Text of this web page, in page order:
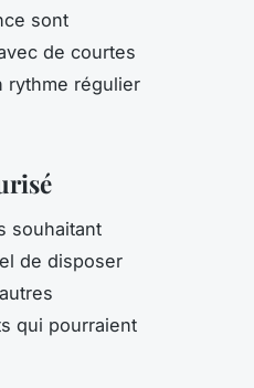
sont
de courtes
rythme régulier
souhaitant
de disposer
qui pourraient